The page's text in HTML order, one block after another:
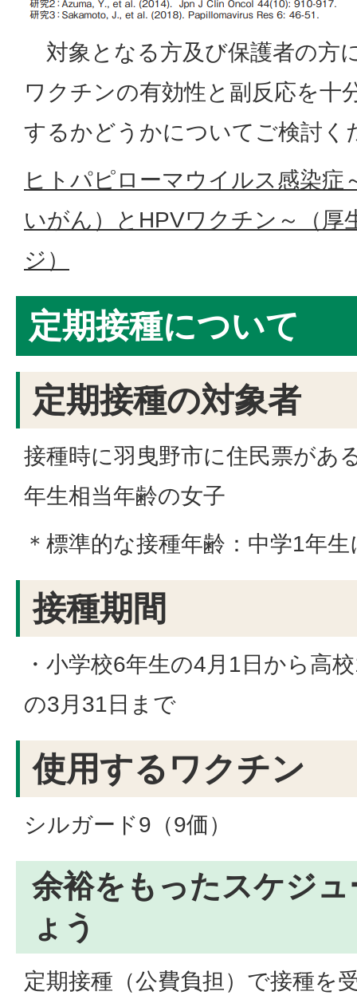
対象となる方及び保護者の方
ワクチンの有効性と副反応を十
するかどうかについてご検討く
ヒトパピローマウイルス感染症
いがん）とHPVワクチン～（厚
ジ）
定期接種について
定期接種の対象者
接種時に羽曳野市に住民票があ
年生相当年齢の女子
＊標準的な接種年齢：中学1年
接種期間
・小学校6年生の4月1日から高
の3月31日まで
使用するワクチン
シルガード9（9価）
余裕をもったスケジ
ょう
定期接種（公費負担）で接種を